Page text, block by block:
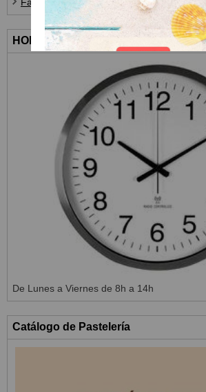
HORARIO ATENCIÓN AL CLIENTE
De Lunes a Viernes de 8h a 14h
Catálogo de Pastelería